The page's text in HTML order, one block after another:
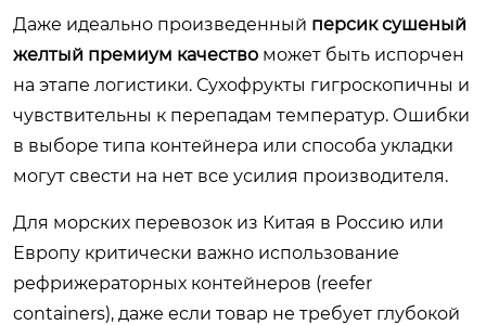
Даже идеально произведенный персик сушеный
желтый премиум качество может быть испорчен
на этапе логистики. Сухофрукты гигроскопичны и
чувствительны к перепадам температур. Ошибки
в выборе типа контейнера или способа укладки
могут свести на нет все усилия производителя.
Для морских перевозок из Китая в Россию или
Европу критически важно использование
рефрижераторных контейнеров (reefer
containers), даже если товар не требует глубокой